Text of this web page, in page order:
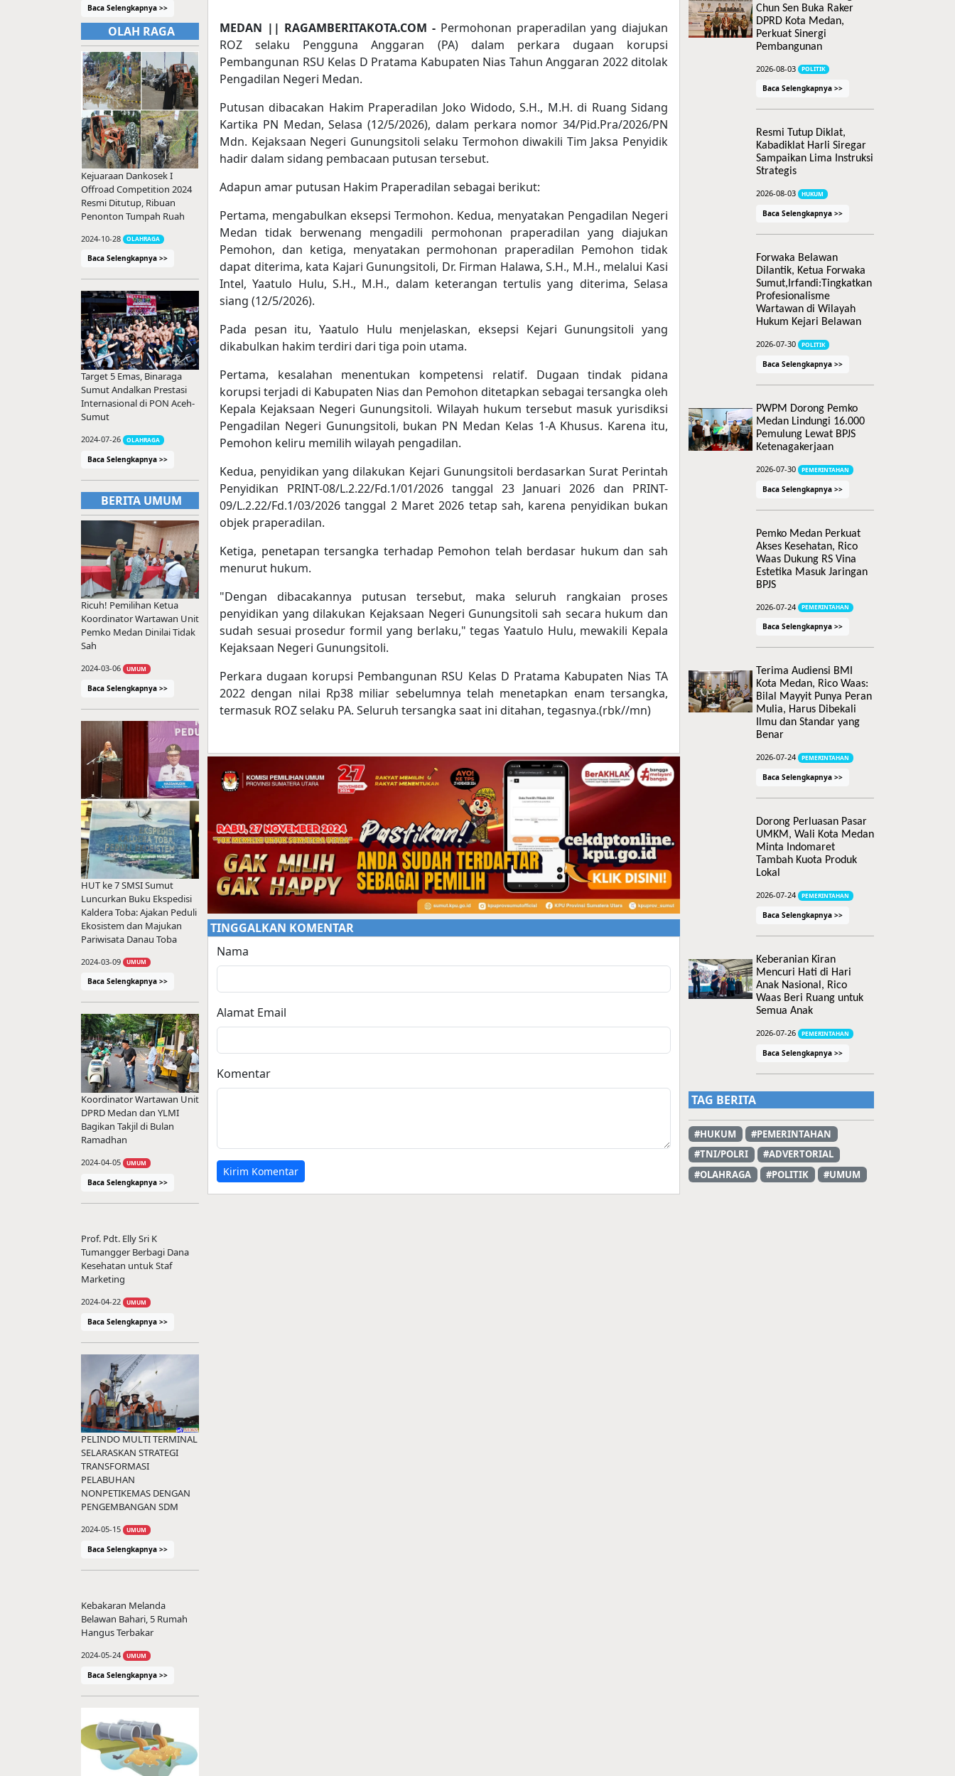
Baca Selengkapnya >>
OLAH RAGA
Kejuaraan Dankosek I
Offroad Competition 2024
Resmi Ditutup, Ribuan
Penonton Tumpah Ruah
2024-10-28 OLAHRAGA
Baca Selengkapnya >>
Target 5 Emas, Binaraga
Sumut Andalkan Prestasi
Internasional di PON Aceh-
Sumut
2024-07-26 OLAHRAGA
Baca Selengkapnya >>
BERITA UMUM
Ricuh! Pemilihan Ketua
Koordinator Wartawan Unit
Pemko Medan Dinilai Tidak
Sah
2024-03-06 UMUM
Baca Selengkapnya >>
HUT ke 7 SMSI Sumut
Luncurkan Buku Ekspedisi
Kaldera Toba: Ajakan Peduli
Ekosistem dan Majukan
Pariwisata Danau Toba
2024-03-09 UMUM
Baca Selengkapnya >>
Koordinator Wartawan Unit
DPRD Medan dan YLMI
Bagikan Takjil di Bulan
Ramadhan
2024-04-05 UMUM
Baca Selengkapnya >>
Prof. Pdt. Elly Sri K
Tumangger Berbagi Dana
Kesehatan untuk Staf
Marketing
2024-04-22 UMUM
Baca Selengkapnya >>
PELINDO MULTI TERMINAL
SELARASKAN STRATEGI
TRANSFORMASI
PELABUHAN
NONPETIKEMAS DENGAN
PENGEMBANGAN SDM
2024-05-15 UMUM
Baca Selengkapnya >>
Kebakaran Melanda
Belawan Bahari, 5 Rumah
Hangus Terbakar
2024-05-24 UMUM
Baca Selengkapnya >>
MEDAN || RAGAMBERITAKOTA.COM - Permohonan praperadilan yang diajukan
ROZ selaku Pengguna Anggaran (PA) dalam perkara dugaan korupsi
Pembangunan RSU Kelas D Pratama Kabupaten Nias Tahun Anggaran 2022 ditolak
Pengadilan Negeri Medan.
Putusan dibacakan Hakim Praperadilan Joko Widodo, S.H., M.H. di Ruang Sidang
Kartika PN Medan, Selasa (12/5/2026), dalam perkara nomor 34/Pid.Pra/2026/PN
Mdn. Kejaksaan Negeri Gunungsitoli selaku Termohon diwakili Tim Jaksa Penyidik
hadir dalam sidang pembacaan putusan tersebut.
Adapun amar putusan Hakim Praperadilan sebagai berikut:
Pertama, mengabulkan eksepsi Termohon. Kedua, menyatakan Pengadilan Negeri
Medan tidak berwenang mengadili permohonan praperadilan yang diajukan
Pemohon, dan ketiga, menyatakan permohonan praperadilan Pemohon tidak
dapat diterima, kata Kajari Gunungsitoli, Dr. Firman Halawa, S.H., M.H., melalui Kasi
Intel, Yaatulo Hulu, S.H., M.H., dalam keterangan tertulis yang diterima, Selasa
siang (12/5/2026).
Pada pesan itu, Yaatulo Hulu menjelaskan, eksepsi Kejari Gunungsitoli yang
dikabulkan hakim terdiri dari tiga poin utama.
Pertama, kesalahan menentukan kompetensi relatif. Dugaan tindak pidana
korupsi terjadi di Kabupaten Nias dan Pemohon ditetapkan sebagai tersangka oleh
Kepala Kejaksaan Negeri Gunungsitoli. Wilayah hukum tersebut masuk yurisdiksi
Pengadilan Negeri Gunungsitoli, bukan PN Medan Kelas 1-A Khusus. Karena itu,
Pemohon keliru memilih wilayah pengadilan.
Kedua, penyidikan yang dilakukan Kejari Gunungsitoli berdasarkan Surat Perintah
Penyidikan PRINT-08/L.2.22/Fd.1/01/2026 tanggal 23 Januari 2026 dan PRINT-
09/L.2.22/Fd.1/03/2026 tanggal 2 Maret 2026 tetap sah, karena penyidikan bukan
objek praperadilan.
Ketiga, penetapan tersangka terhadap Pemohon telah berdasar hukum dan sah
menurut hukum.
"Dengan dibacakannya putusan tersebut, maka seluruh rangkaian proses
penyidikan yang dilakukan Kejaksaan Negeri Gunungsitoli sah secara hukum dan
sudah sesuai prosedur formil yang berlaku," tegas Yaatulo Hulu, mewakili Kepala
Kejaksaan Negeri Gunungsitoli.
Perkara dugaan korupsi Pembangunan RSU Kelas D Pratama Kabupaten Nias TA
2022 dengan nilai Rp38 miliar sebelumnya telah menetapkan enam tersangka,
termasuk ROZ selaku PA. Seluruh tersangka saat ini ditahan, tegasnya.(rbk//mn)
TINGGALKAN KOMENTAR
Nama
Alamat Email
Komentar
Kirim Komentar
Chun Sen Buka Raker
DPRD Kota Medan,
Perkuat Sinergi
Pembangunan
2026-08-03 POLITIK
Baca Selengkapnya >>
Resmi Tutup Diklat,
Kabadiklat Harli Siregar
Sampaikan Lima Instruksi
Strategis
2026-08-03 HUKUM
Baca Selengkapnya >>
Forwaka Belawan
Dilantik, Ketua Forwaka
Sumut,Irfandi:Tingkatkan
Profesionalisme
Wartawan di Wilayah
Hukum Kejari Belawan
2026-07-30 POLITIK
Baca Selengkapnya >>
PWPM Dorong Pemko
Medan Lindungi 16.000
Pemulung Lewat BPJS
Ketenagakerjaan
2026-07-30 PEMERINTAHAN
Baca Selengkapnya >>
Pemko Medan Perkuat
Akses Kesehatan, Rico
Waas Dukung RS Vina
Estetika Masuk Jaringan
BPJS
2026-07-24 PEMERINTAHAN
Baca Selengkapnya >>
Terima Audiensi BMI
Kota Medan, Rico Waas:
Bilal Mayyit Punya Peran
Mulia, Harus Dibekali
Ilmu dan Standar yang
Benar
2026-07-24 PEMERINTAHAN
Baca Selengkapnya >>
Dorong Perluasan Pasar
UMKM, Wali Kota Medan
Minta Indomaret
Tambah Kuota Produk
Lokal
2026-07-24 PEMERINTAHAN
Baca Selengkapnya >>
Keberanian Kiran
Mencuri Hati di Hari
Anak Nasional, Rico
Waas Beri Ruang untuk
Semua Anak
2026-07-26 PEMERINTAHAN
Baca Selengkapnya >>
TAG BERITA
#HUKUM
#PEMERINTAHAN
#TNI/POLRI
#ADVERTORIAL
#OLAHRAGA
#POLITIK #UMUM